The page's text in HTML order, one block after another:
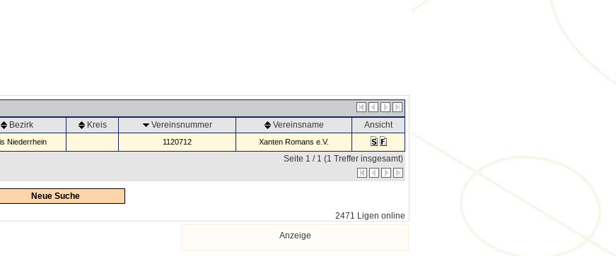
Bezirk Kreis Vereinsnummer Vereinsname Ansicht
Niederrhein 1120712 Xanten Romans e.V.
Seite 1 / 1 (1 Treffer insgesamt)
Neue Suche
2471 Ligen online
Anzeige